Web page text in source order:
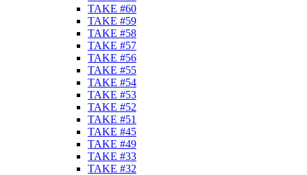
TAKE #60
TAKE #59
TAKE #58
TAKE #57
TAKE #56
TAKE #55
TAKE #54
TAKE #53
TAKE #52
TAKE #51
TAKE #45
TAKE #49
TAKE #33
TAKE #32